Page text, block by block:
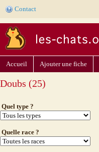
Contact
Accueil Ajouter une fiche
Doubs (25)
Quel type ?
Quelle race ?